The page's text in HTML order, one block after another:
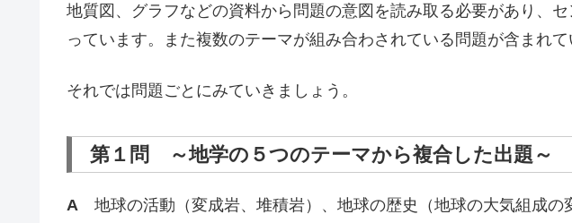
地質図、グラフなどの資料から問題の意図を読み取る必要があり、
っています。また複数のテーマが組み合わされている問題が含まれて
それでは問題ごとにみていきましょう。
第１問 ～地学の５つのテーマから複合した出題～
A 地球の活動（変成岩、堆積岩）、地球の歴史（地球の大気組成の